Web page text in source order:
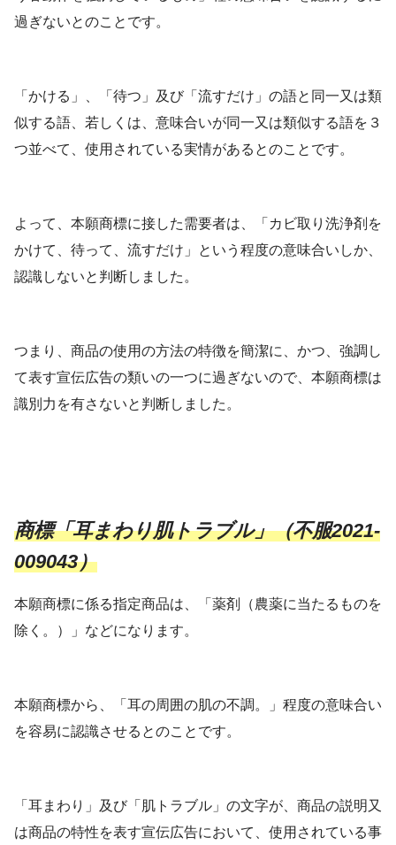
過ぎないとのことです。
「かける」、「待つ」及び「流すだけ」の語と同一又は類
似する語、若しくは、意味合いが同一又は類似する語を３
つ並べて、使用されている実情があるとのことです。
よって、本願商標に接した需要者は、「カビ取り洗浄剤を
かけて、待って、流すだけ」という程度の意味合いしか、
認識しないと判断しました。
つまり、商品の使用の方法の特徴を簡潔に、かつ、強調し
て表す宣伝広告の類いの一つに過ぎないので、本願商標は
識別力を有さないと判断しました。
商標「耳まわり肌トラブル」（不服2021-
009043）
本願商標に係る指定商品は、「薬剤（農薬に当たるものを
除く。）」などになります。
本願商標から、「耳の周囲の肌の不調。」程度の意味合い
を容易に認識させるとのことです。
「耳まわり」及び「肌トラブル」の文字が、商品の説明又
は商品の特性を表す宣伝広告において、使用されている事